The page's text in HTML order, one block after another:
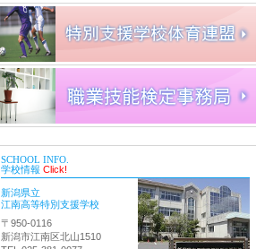
SCHOOL INFO.
学校情報 Click!
新潟県立
江南高等特別支援学校
〒950-0116
新潟市江南区北山1510